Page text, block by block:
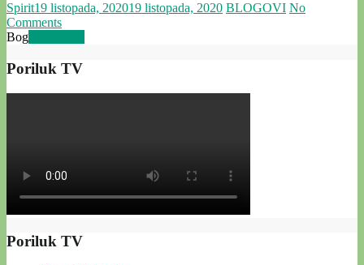
Spirit19 listopada, 202019 listopada, 2020 BLOGOVI No
Comments
Bog
Poriluk TV
Poriluk TV